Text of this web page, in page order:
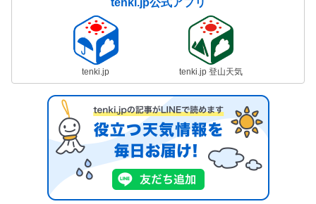
tenki.jp公式アプリ
tenki.jp tenki.jp 登山天気